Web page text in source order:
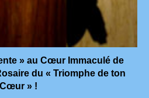
» au Cœur Immaculé de
du « Triomphe de ton
Cœur » !